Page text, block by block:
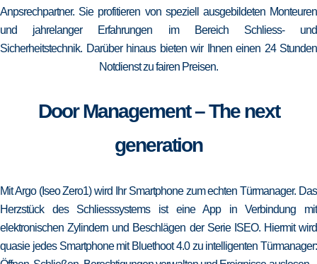
Anpsrechpartner. Sie profitieren von speziell ausgebildeten Monteuren
und jahrelanger Erfahrungen im Bereich Schliess- und
Sicherheitstechnik. Darüber hinaus bieten wir Ihnen einen 24 Stunden
Notdienst zu fairen Preisen.
Door Management – The next
generation
Mit Argo (Iseo Zero1) wird Ihr Smartphone zum echten Türmanager. Das
Herzstück des Schliesssystems ist eine App in Verbindung mit
elektronischen Zylindern und Beschlägen der Serie ISEO. Hiermit wird
quasie jedes Smartphone mit Bluethoot 4.0 zu intelligenten Türmanager: